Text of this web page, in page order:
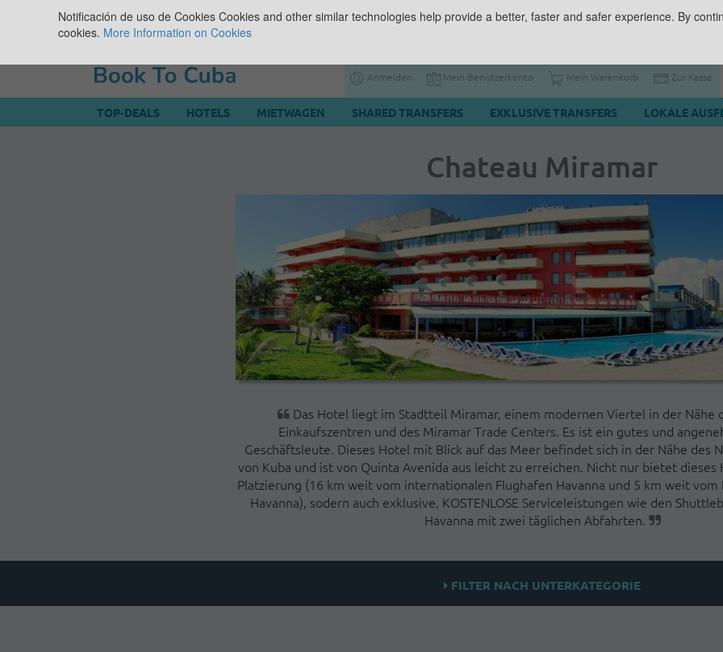
Anmelden Mein Benutzerkonto Mein Warenkorb Zur Kasse
TOP-DEALS HOTELS MIETWAGEN SHARED TRANSFERS EXKLUSIVE TRANSFERS LOKALE
Chateau Miramar
Das Hotel liegt im Stadtteil Miramar, einem modernen Viertel in der Nähe
Einkaufszentren und des Miramar Trade Centers. Es ist ein gutes und
Geschäftsleute. Dieses Hotel mit Blick auf das Meer befindet sich in der Nähe des
von Kuba und ist von Quinta Avenida aus leicht zu erreichen. Nicht nur bietet
Platzierung (16 km weit vom internationalen Flughafen Havanna und 5 km weit
Havanna), sodern auch exklusive, KOSTENLOSE Serviceleistungen wie den
Havanna mit zwei täglichen Abfahrten.
FILTER NACH UNTERKATEGORIE
Notificación de uso de Cookies Cookies and other similar technologies help provide a better, faster and safer experience. By
cookies. More Information on Cookies